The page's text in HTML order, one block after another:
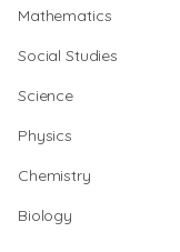
Mathematics
Social Studies
Science
Physics
Chemistry
Biology